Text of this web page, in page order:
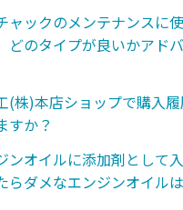
ャックのメンテナンスに
どのタイプが良いかアド
(株)本店ショップで購入
すか？
ンオイルに添加剤として
らダメなエンジンオイル